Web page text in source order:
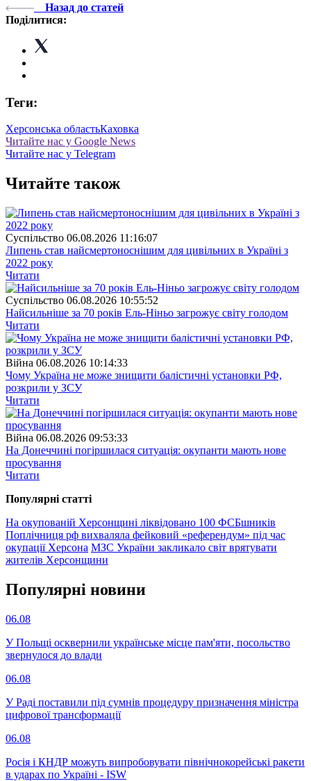
Назад до статей
Поділитися:
Теги:
Херсонська областьКаховка
Читайте нас у Google News
Читайте нас у Telegram
Читайте також
Суспiльство 06.08.2026 11:16:07
Липень став найсмертоноснішим для цивільних в Україні з
2022 року
Читати
Суспiльство 06.08.2026 10:55:52
Найсильніше за 70 років Ель-Ніньо загрожує світу голодом
Читати
Війна 06.08.2026 10:14:33
Чому Україна не може знищити балістичні установки РФ,
розкрили у ЗСУ
Читати
Війна 06.08.2026 09:53:33
На Донеччині погіршилася ситуація: окупанти мають нове
просування
Читати
Популярнi статтi
На окупованій Херсонщині ліквідовано 100 ФСБшників
Поплічниця рф вихваляла фейковий «референдум» під час
окупації Херсона МЗС України закликало світ врятувати
жителів Херсонщини
Популярнi новини
06.08
У Польщі осквернили українське місце пам'яти, посольство
звернулося до влади
06.08
У Раді поставили під сумнів процедуру призначення міністра
цифрової трансформації
06.08
Росія і КНДР можуть випробовувати північнокорейські ракети
в ударах по Україні - ISW